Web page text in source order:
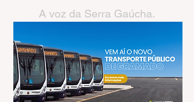
A voz da Serra Gaúcha.